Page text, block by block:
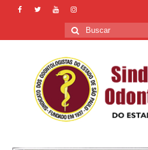
Buscar
por: